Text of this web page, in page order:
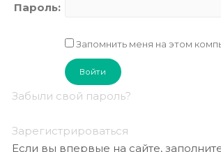
Пароль:
Запомнить меня на этом
Забыли свой пароль?
Зарегистрироваться
Если вы впервые на сайте,